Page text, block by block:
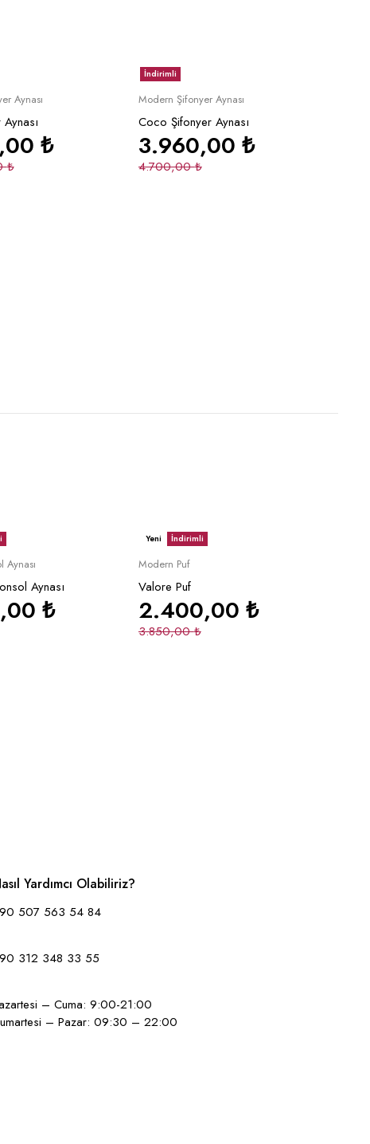
Sepete Ekle
Aynası
₺
₺
İndirimli
Sepete Ekle
Modern Şifonyer Aynası
Coco Şifonyer Aynası
4.700,00₺
3.960,00 ₺
Sepete Ekle
Aynası
Aynası
₺
Yeni İndirimli
Modern Puf
Valore Puf
3.850,00₺
2.400,00 ₺
Yardımcı Olabiliriz?
507 563 54 84
312 348 33 55
– Cuma: 9:00-21:00
– Pazar: 09:30 – 22:00